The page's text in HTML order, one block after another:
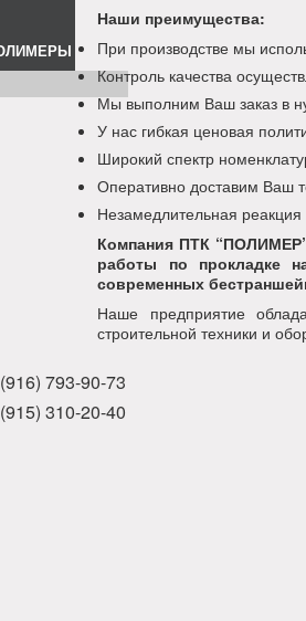
Наши преимущества:
При производстве мы
Контроль качества
Мы выполним Ваш заказ в
У нас гибкая ценовая
Широкий спектр
Оперативно доставим Ваш
Незамедлительная
Компания ПТК
работы по прокладке
современных
Наше предприятие
строительной техники и
793-90-73
310-20-40